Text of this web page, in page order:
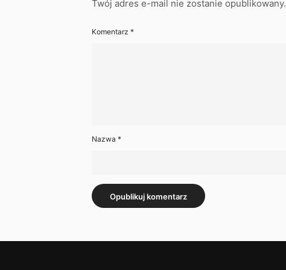
Twój adres e-mail nie zostanie opublikowany.
Komentarz *
Nazwa *